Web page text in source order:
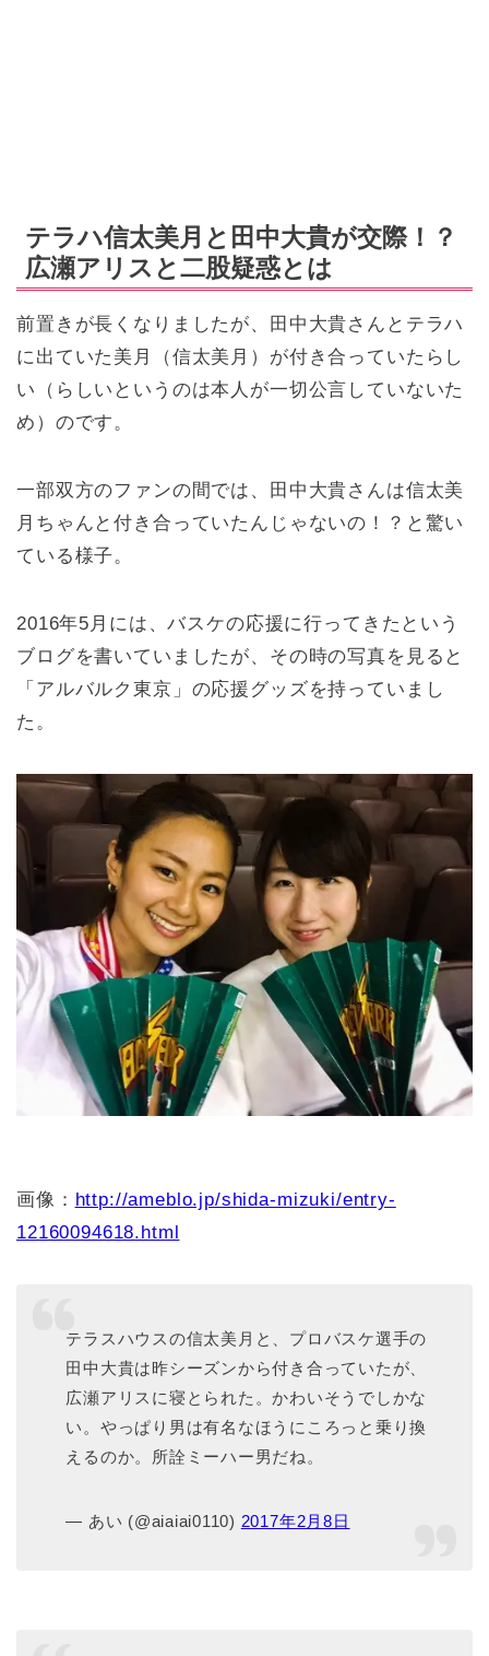
テラハ信太美月と田中大貴が交際！？
広瀬アリスと二股疑惑とは
前置きが長くなりましたが、田中大貴さんとテラハ
に出ていた美月（信太美月）が付き合っていたらし
い（らしいというのは本人が一切公言していないた
め）のです。
一部双方のファンの間では、田中大貴さんは信太美
月ちゃんと付き合っていたんじゃないの！？と驚い
ている様子。
2016年5月には、バスケの応援に行ってきたという
ブログを書いていましたが、その時の写真を見ると
「アルバルク東京」の応援グッズを持っていまし
た。
画像： http://ameblo.jp/shida-mizuki/entry-
12160094618.html
テラスハウスの信太美月と、プロバスケ選手の
田中大貴は昨シーズンから付き合っていたが、
広瀬アリスに寝とられた。かわいそうでしかな
い。やっぱり男は有名なほうにころっと乗り換
えるのか。所詮ミーハー男だね。
— あい (@aiaiai0110) 2017年2月8日